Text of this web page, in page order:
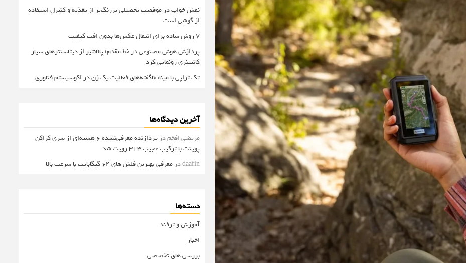
نقش خواب در موفقیت تحصیلی پررنگ‌تر از تغذیه و کنترل استفاده
از گوشی است
۷ روش ساده برای انتقال عکس‌ها بدون افت کیفیت
پردازش هوش مصنوعی در خط مقدم؛ پالانتیر از دیتاسنترهای سیار
کانتینری رونمایی کرد
تک تراپی با مینا؛ ناگفته‌های فعالیت یک زن در اکوسیستم فناوری
آخرین دیدگاه‌ها
مرتضی افخمدر
پردازنده معرفی‌نشده 6 هسته‌ای از سری کراکن
پوینت با ترکیب عجیب 3+3 رویت شد
daafinدر معرفی بهترین فلش های 64 گیگابایت با سرعت بالا
دسته‌ها
آموزش و ترفند
اخبار
بررسی های تخصصی